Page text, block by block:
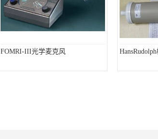
FOMRI-III光学麦克风